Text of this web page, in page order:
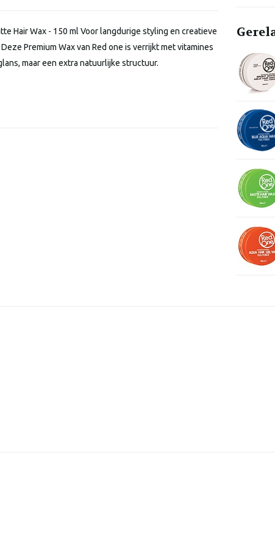
Hair Wax - 150 ml Voor langdurige styling en creatieve
Premium Wax van Red one is verrijkt met vitamines
maar een extra natuurlijke structuur.